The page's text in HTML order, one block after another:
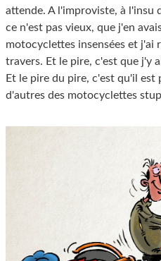
attende. A l'improviste, à l'insu
ce n'est pas vieux, que j'en
motocyclettes insensées et j'ai
travers. Et le pire, c'est que j'y
Et le pire du pire, c'est qu'il
d'autres des motocyclettes